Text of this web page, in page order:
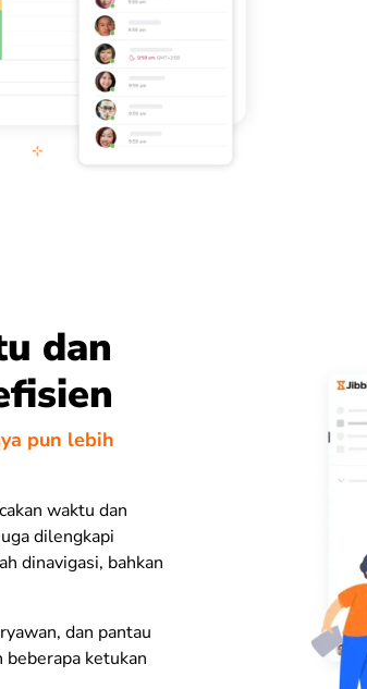
dan
pun lebih
waktu dan
dilengkapi
dinavigasi, bahkan
dan pantau
beberapa ketukan